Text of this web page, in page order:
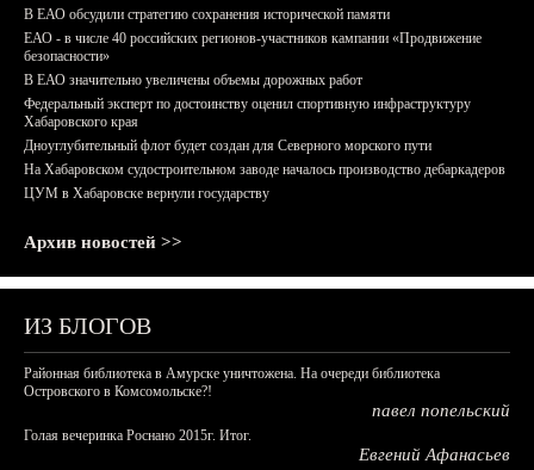
В ЕАО обсудили стратегию сохранения исторической памяти
ЕАО - в числе 40 российских регионов-участников кампании «Продвижение
безопасности»
В ЕАО значительно увеличены объемы дорожных работ
Федеральный эксперт по достоинству оценил спортивную инфраструктуру
Хабаровского края
Дноуглубительный флот будет создан для Северного морского пути
На Хабаровском судостроительном заводе началось производство дебаркадеров
ЦУМ в Хабаровске вернули государству
Архив новостей >>
ИЗ БЛОГОВ
Районная библиотека в Амурске уничтожена. На очереди библиотека
Островского в Комсомольске?!
павел попельский
Голая вечеринка Роснано 2015г. Итог.
Евгений Афанасьев